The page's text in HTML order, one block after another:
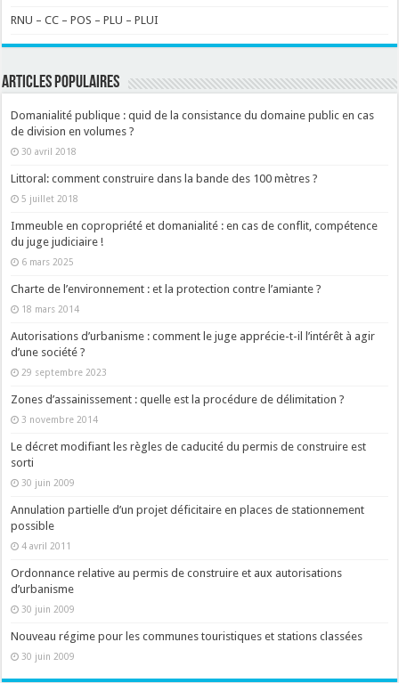
RNU – CC – POS – PLU – PLUI
ARTICLES POPULAIRES
Domanialité publique : quid de la consistance du domaine public en cas
de division en volumes ?
30 avril 2018
Littoral: comment construire dans la bande des 100 mètres ?
5 juillet 2018
Immeuble en copropriété et domanialité : en cas de conflit, compétence
du juge judiciaire !
6 mars 2025
Charte de l’environnement : et la protection contre l’amiante ?
18 mars 2014
Autorisations d’urbanisme : comment le juge apprécie-t-il l’intérêt à agir
d’une société ?
29 septembre 2023
Zones d’assainissement : quelle est la procédure de délimitation ?
3 novembre 2014
Le décret modifiant les règles de caducité du permis de construire est
sorti
30 juin 2009
Annulation partielle d’un projet déficitaire en places de stationnement
possible
4 avril 2011
Ordonnance relative au permis de construire et aux autorisations
d’urbanisme
30 juin 2009
Nouveau régime pour les communes touristiques et stations classées
30 juin 2009